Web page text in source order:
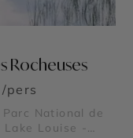
Rocheuses
/pers
National de
Louise -